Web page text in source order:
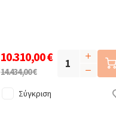
10.310,00 €
14.434,00 €
Σύγκριση